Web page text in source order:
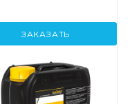
ЗАКАЗАТЬ